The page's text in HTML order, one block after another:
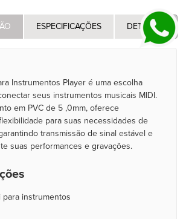
ESPECIFICAÇÕES DETALHES
Instrumentos Player é uma escolha
seus instrumentos musicais MIDI.
em PVC de 5 ,0mm, oferece
para suas necessidades de
transmissão de sinal estável e
suas performances e gravações.
para instrumentos